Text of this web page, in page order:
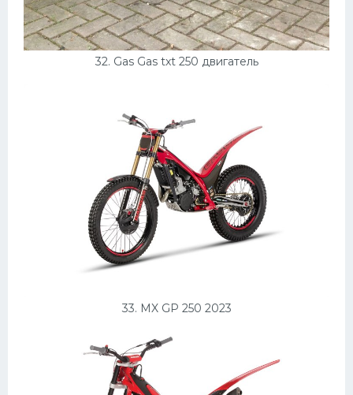
32. Gas Gas txt 250 двигатель
33. MX GP 250 2023